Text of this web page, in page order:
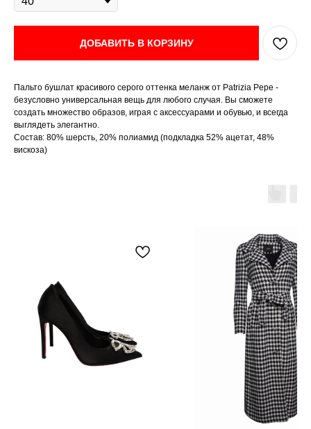
ДОБАВИТЬ В КОРЗИНУ
Пальто бушлат красивого серого оттенка меланж от Patrizia Pepe -
безусловно универсальная вещь для любого случая. Вы сможете
создать множество образов, играя с аксессуарами и обувью, и всегда
выглядеть элегантно.
Состав: 80% шерсть, 20% полиамид (подкладка 52% ацетат, 48%
вискоза)